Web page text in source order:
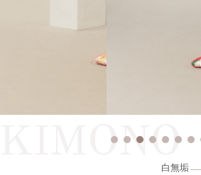
KIMONO
白無垢